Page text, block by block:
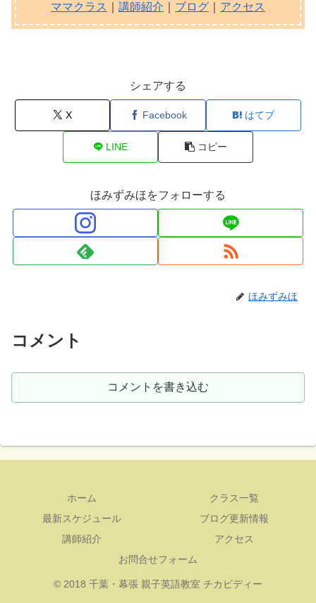
ママクラス
講師紹介 ブログ アクセス
シェアする
X Facebook はてブ
LINE コピー
ほみずみほをフォローする
ほみずみほ
コメント
コメントを書き込む
ホーム
クラス一覧
最新スケジュール
ブログ更新情報
講師紹介
アクセス
お問合せフォーム
© 2018 千葉・幕張 親子英語教室 チカビディー